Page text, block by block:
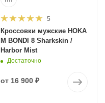
5
Кроссовки мужские HOKA
M BONDI 8 Sharkskin /
Harbor Mist
Достаточно
от 16 900 ₽